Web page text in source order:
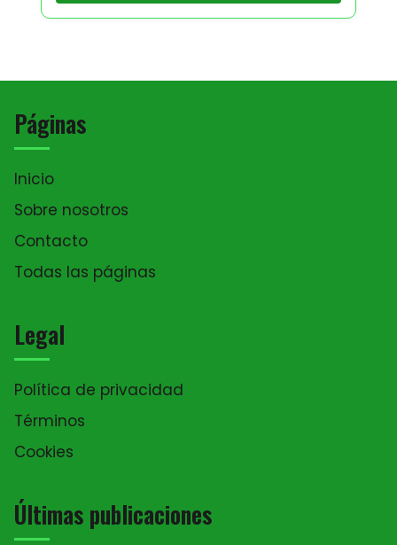
Páginas
Inicio
Sobre nosotros
Contacto
Todas las páginas
Legal
Política de privacidad
Términos
Cookies
Últimas publicaciones